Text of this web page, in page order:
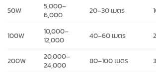
50W
5,000–
6,000
20–30 เมตร
100W
10,000–
12,000
40–60 เมตร
200W
20,000–
24,000
80–100 เมตร